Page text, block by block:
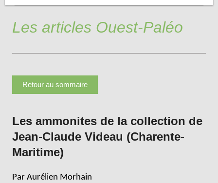
Les articles Ouest-Paléo
Retour au sommaire
Les ammonites de la collection de
Jean-Claude Videau (Charente-
Maritime)
Par Aurélien Morhain